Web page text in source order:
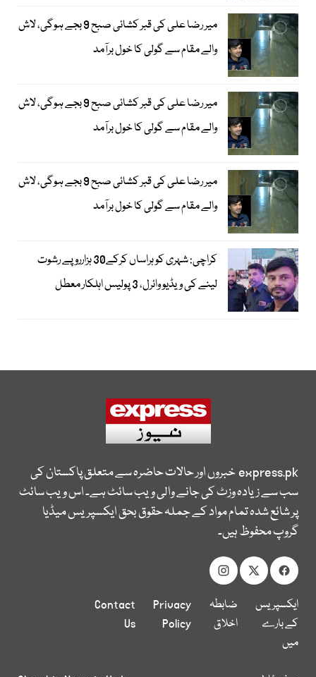
میر رضا علی کی قبر کشائی صبح 9 بجے ہوگی، لاش
والے مقام سے گولی کا خول برآمد
میر رضا علی کی قبر کشائی صبح 9 بجے ہوگی، لاش
والے مقام سے گولی کا خول برآمد
میر رضا علی کی قبر کشائی صبح 9 بجے ہوگی، لاش
والے مقام سے گولی کا خول برآمد
کراچی: شہری کو ہراساں کرکے30 ہزارروپے رشوت
لینے کی ویڈیو وائرل، 3 پولیس اہلکار معطل
express.pkخبروں اور حالات حاضرہ سے متعلق پاکستان کی
سب سے زیادہ وزٹ کی جانے والی ویب سائٹ ہے۔ اس ویب سائٹ
پر شائع شدہ تمام مواد کے جملہ حقوق بحق ایکسپریس میڈیا
گروپ محفوظ ہیں۔
ایکسپریس
کے بارے
میں
ضابطہ
اخلاق
Privacy
Policy
Contact
Us